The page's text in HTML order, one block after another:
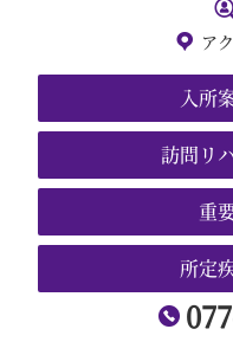
関連施設
取り組みについて
利用のご案内
よくある質問
ア
入所
訪問リ
重
所定